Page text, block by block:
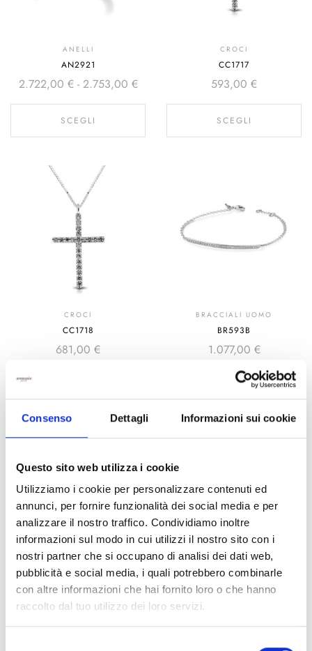
Consenso Dettagli Informazioni sui cookie
Questo sito web utilizza i cookie
Utilizziamo i cookie per personalizzare contenuti ed
annunci, per fornire funzionalità dei social media e per
analizzare il nostro traffico. Condividiamo inoltre
informazioni sul modo in cui utilizzi il nostro sito con i
nostri partner che si occupano di analisi dei dati web,
pubblicità e social media, i quali potrebbero combinarle
con altre informazioni che hai fornito loro o che hanno
raccolto dal tuo utilizzo dei loro servizi.
ANELLI
AN2921
2.722,00 € - 2.753,00 €
SCEGLI
CROCI
CC1717
593,00 €
SCEGLI
CROCI
CC1718
681,00 €
BRACCIALI UOMO
BR593B
1.077,00 €
SCEGLI
BRACCIALI UOMO
BR593N
966,00 €
BRACCIALI
BR595B